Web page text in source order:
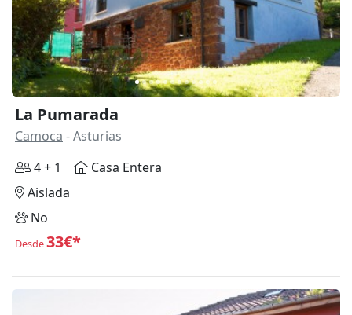
La Pumarada
Camoca - Asturias
4 + 1
Casa Entera
Aislada
No
Desde33€*